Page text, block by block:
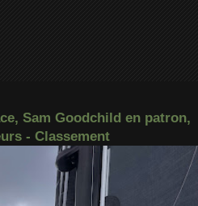
Sam Goodchild en patron,
- Classement